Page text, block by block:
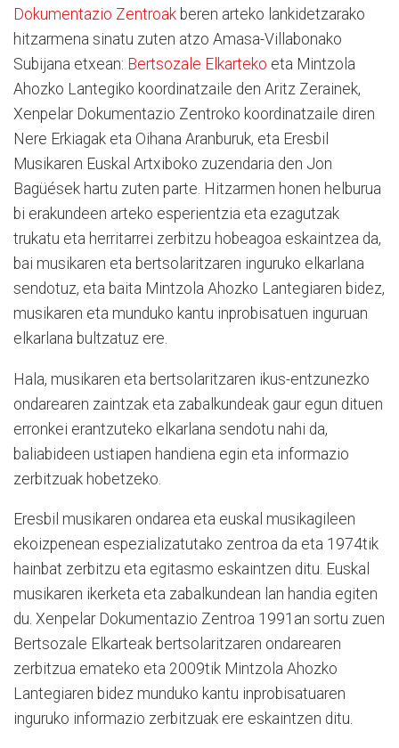
Dokumentazio Zentroak beren arteko lankidetzarako
hitzarmena sinatu zuten atzo Amasa-Villabonako
Subijana etxean: Bertsozale Elkarteko eta Mintzola
Ahozko Lantegiko koordinatzaile den Aritz Zerainek,
Xenpelar Dokumentazio Zentroko koordinatzaile diren
Nere Erkiagak eta Oihana Aranburuk, eta Eresbil
Musikaren Euskal Artxiboko zuzendaria den Jon
Bagüések hartu zuten parte. Hitzarmen honen helburua
bi erakundeen arteko esperientzia eta ezagutzak
trukatu eta herritarrei zerbitzu hobeagoa eskaintzea da,
bai musikaren eta bertsolaritzaren inguruko elkarlana
sendotuz, eta baita Mintzola Ahozko Lantegiaren bidez,
musikaren eta munduko kantu inprobisatuen inguruan
elkarlana bultzatuz ere.
Hala, musikaren eta bertsolaritzaren ikus-entzunezko
ondarearen zaintzak eta zabalkundeak gaur egun dituen
erronkei erantzuteko elkarlana sendotu nahi da,
baliabideen ustiapen handiena egin eta informazio
zerbitzuak hobetzeko.
Eresbil musikaren ondarea eta euskal musikagileen
ekoizpenean espezializatutako zentroa da eta 1974tik
hainbat zerbitzu eta egitasmo eskaintzen ditu. Euskal
musikaren ikerketa eta zabalkundean lan handia egiten
du. Xenpelar Dokumentazio Zentroa 1991an sortu zuen
Bertsozale Elkarteak bertsolaritzaren ondarearen
zerbitzua emateko eta 2009tik Mintzola Ahozko
Lantegiaren bidez munduko kantu inprobisatuaren
inguruko informazio zerbitzuak ere eskaintzen ditu.